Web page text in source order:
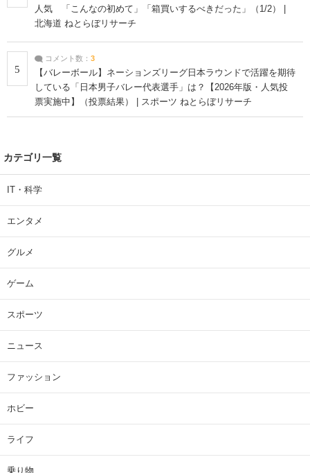
人気 「こんなの初めて」「箱買いするべきだった」（1/2） |
北海道 ねとらぼリサーチ
5
コメント数： 3
【バレーボール】ネーションズリーグ日本ラウンドで活躍を期待
している「日本男子バレー代表選手」は？【2026年版・人気投
票実施中】（投票結果） | スポーツ ねとらぼリサーチ
カテゴリ一覧
IT・科学
エンタメ
グルメ
ゲーム
スポーツ
ニュース
ファッション
ホビー
ライフ
乗り物